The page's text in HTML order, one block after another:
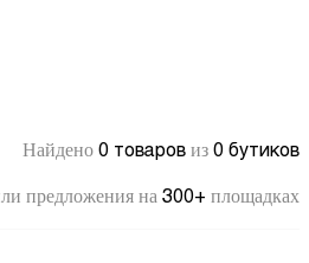
Найдено 0 товаров из 0 бутиков
предложения на 300+ площадках